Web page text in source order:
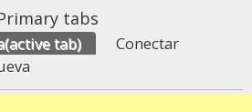
tabs
(active tab)
Conectar